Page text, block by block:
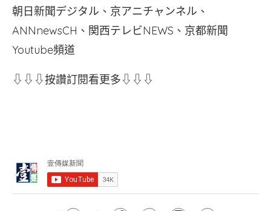
朝日新聞デジタル、京アニチャンネル、
ANNnewsCH、関西テレビNEWS、京都新聞
Youtube頻道
⇩⇩⇩按讚訂閱看更多⇩⇩⇩